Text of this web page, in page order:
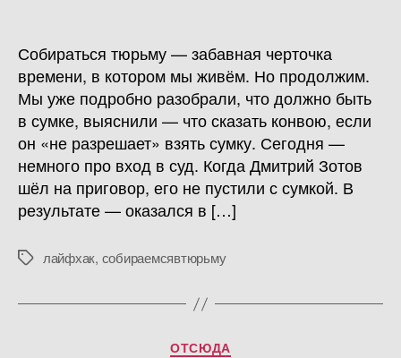
Собираться тюрьму — забавная черточка
времени, в котором мы живём. Но продолжим.
Мы уже подробно разобрали, что должно быть
в сумке, выяснили — что сказать конвою, если
он «не разрешает» взять сумку. Сегодня —
немного про вход в суд. Когда Дмитрий Зотов
шёл на приговор, его не пустили с сумкой. В
результате — оказался в […]
Меткилайфхак, собираемсявтюрьму
Рубрики
ОТСЮДА